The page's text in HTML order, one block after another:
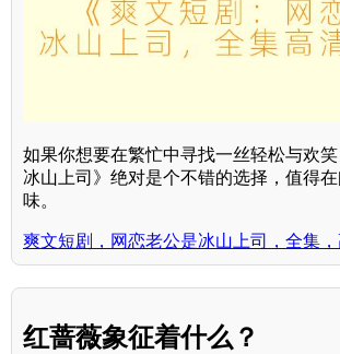
如果你想要在繁忙中寻找一丝轻松与欢
冰山上司》绝对是个不错的选择，值得
味。
爽文短剧，网恋老公是冰山上司，全集，
红蔷薇象征着什么？